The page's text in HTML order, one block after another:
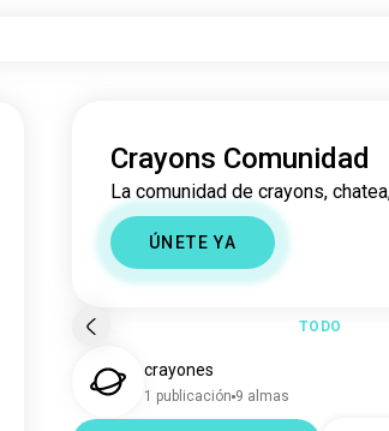
Crayons Comunidad
La comunidad de crayons,
ÚNETE YA
TODO
crayones
1 publicación 9 almas